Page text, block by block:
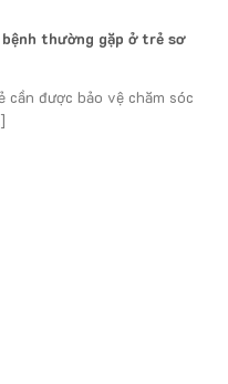
thường gặp ở trẻ sơ
cần được bảo vệ chăm sóc